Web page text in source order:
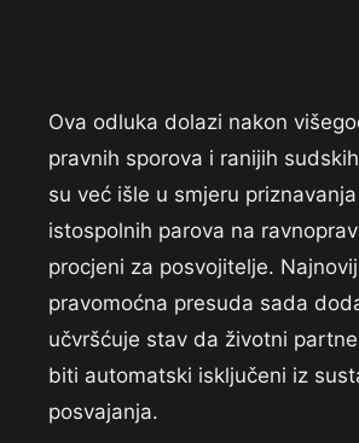
Ova odluka dolazi nakon
pravnih sporova i ranijih
su već išle u smjeru
istospolnih parova na
procjeni za posvojitelje.
pravomoćna presuda sada
učvršćuje stav da životni
biti automatski isključeni iz
posvajanja.